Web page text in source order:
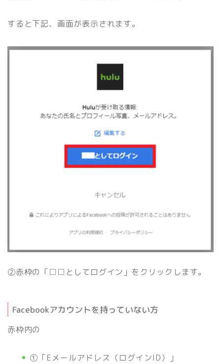
すると下記、画面が表示されます。
②赤枠の「□□としてログイン」をクリックします。
Facebookアカウントを持っていない方
赤枠内の
①「Eメールアドレス（ログインID）」